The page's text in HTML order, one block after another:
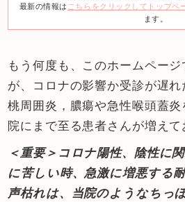
最新の情報は こちらをクリックしてトップペ
ます。
もう何度も、このホームペー
が、コロナの影響か受診が遅
桃周囲炎，膿瘍や急性喉頭蓋炎
院にまで至る患者さんが増えて
＜重要＞コロナ陽性、陰性に
に苦しい時、急激に増悪する
声枯れは、当院のようなちっ